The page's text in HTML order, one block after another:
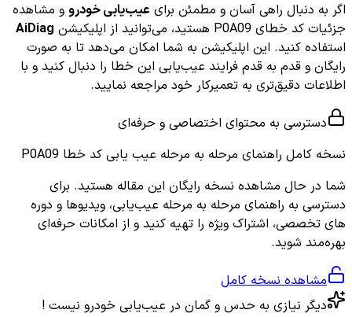
اگر به دنبال راهی آسان و مطمئن برای عیب‌یابی خودرو و مشاهده
جزئیات کد خطای P0A09 هستید، می‌توانید از اپلیکیشن
AiDiag
استفاده کنید. این اپلیکیشن به شما امکان می‌دهد تا به صورت
رایگان و قدم به قدم فرایند عیب‌یابی این خطا را دنبال کنید و با
اطلاعات دقیق‌تری به تعمیرکار خود مراجعه نمایید.
دسترسی به محتوای اختصاصی و حرفه‌ای
نسخه کامل راهنمای مرحله به مرحله عیب یابی کد خطا P0A09
شما در حال مشاهده نسخه رایگان این مقاله هستید. برای
دسترسی به راهنمای مرحله به مرحله عیب‌یابی، ویدیوها و دوره
های تخصصی، اشتراک ویژه را تهیه کنید و از امکانات حرفه‌ای
بهره‌مند شوید.
مشاهده نسخه کامل
دیگر نیازی به حدس و گمان در عیب‌یابی خودرو نیست !